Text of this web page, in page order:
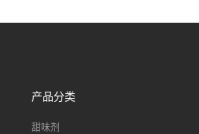
产品分类
甜味剂